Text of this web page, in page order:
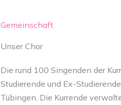
Gemeinschaft
Unser Chor
Die rund 100 Singenden der
Studierende und Ex-
Tübingen. Die Kurrende